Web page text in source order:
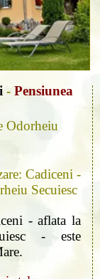
- Pensiunea
Odorheiu
Cadiceni -
Secuiesc
- aflata la
- este